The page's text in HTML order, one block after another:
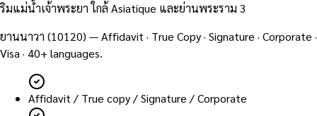
ริมแม่น้ำเจ้าพระยา ใกล้ Asiatique และย่านพระราม 3
ยานนาวา (10120) — Affidavit · True Copy · Signature · Corporate ·
Visa · 40+ languages.
Affidavit / True copy / Signature / Corporate